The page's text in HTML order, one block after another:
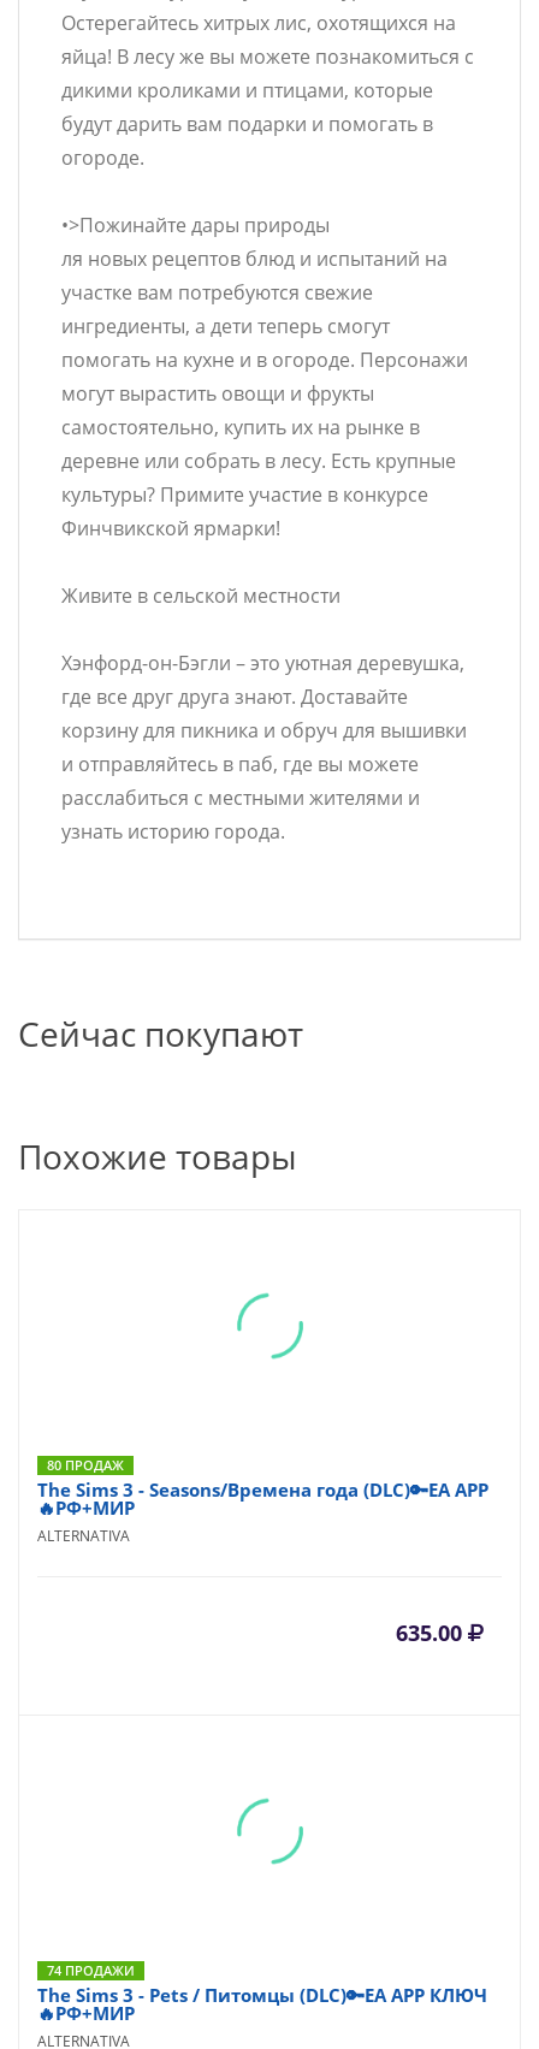
Остерегайтесь хитрых лис, охотящихся на
яйца! В лесу же вы можете познакомиться с
дикими кроликами и птицами, которые
будут дарить вам подарки и помогать в
огороде.
•>Пожинайте дары природы
ля новых рецептов блюд и испытаний на
участке вам потребуются свежие
ингредиенты, а дети теперь смогут
помогать на кухне и в огороде. Персонажи
могут вырастить овощи и фрукты
самостоятельно, купить их на рынке в
деревне или собрать в лесу. Есть крупные
культуры? Примите участие в конкурсе
Финчвикской ярмарки!
Живите в сельской местности
Хэнфорд-он-Бэгли – это уютная деревушка,
где все друг друга знают. Доставайте
корзину для пикника и обруч для вышивки
и отправляйтесь в паб, где вы можете
расслабиться с местными жителями и
узнать историю города.
Сейчас покупают
Похожие товары
80 ПРОДАЖ
The Sims 3 - Seasons/Времена года (DLC)🔑EA APP
🔥РФ+МИР
ALTERNATIVA
635.00
74 ПРОДАЖИ
The Sims 3 - Pets / Питомцы (DLC)🔑EA APP КЛЮЧ
🔥РФ+МИР
ALTERNATIVA